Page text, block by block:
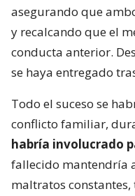
asegurando que
y recalcando que el
conducta anterior.
se haya entregado
Todo el suceso se
conflicto familiar,
habría involucrado
fallecido mantendría
maltratos